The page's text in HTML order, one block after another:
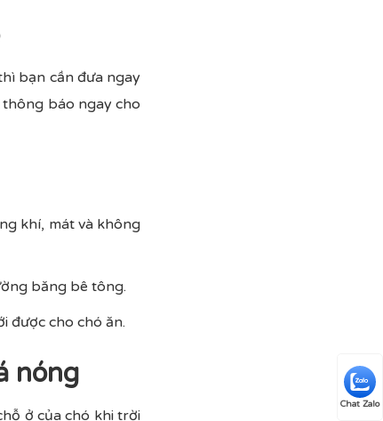
bạn cần đưa ngay
báo ngay cho
khí, mát và không
băng bê tông.
được cho chó ăn.
nóng
ở của chó khi trời
Chat Zalo